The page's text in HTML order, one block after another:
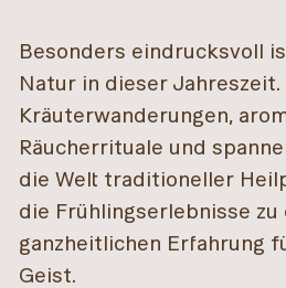
Besonders eindrucksvoll
Natur in dieser Jahreszeit.
Kräuterwanderungen,
Räucherrituale und
die Welt traditioneller
die Frühlingserlebnisse zu
ganzheitlichen Erfahrung
Geist.